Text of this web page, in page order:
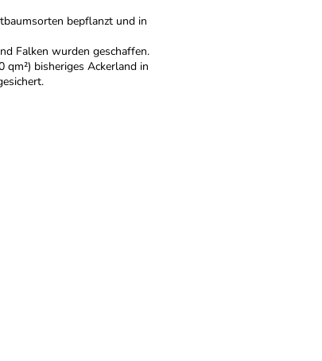
bepflanzt und in
Falken wurden geschaffen.
bisheriges Ackerland in